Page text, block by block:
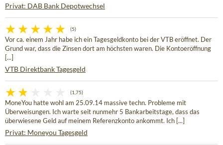
Privat: DAB Bank Depotwechsel
(5)
Vor ca. einem Jahr habe ich ein Tagesgeldkonto bei der VTB eröffnet. Der
Grund war, dass die Zinsen dort am höchsten waren. Die Kontoeröffnung
[...]
VTB Direktbank Tagesgeld
(1,75)
MoneYou hatte wohl am 25.09.14 massive techn. Probleme mit
Überweisungen. Ich warte seit nunmehr 5 Bankarbeitstage, dass das
überwiesene Geld auf meinem Referenzkonto ankommt. Ich [...]
Privat: Moneyou Tagesgeld